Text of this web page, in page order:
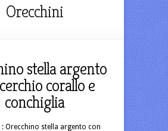
Orecchini
stella argento
corallo e
conchiglia
: Orecchino stella argento con